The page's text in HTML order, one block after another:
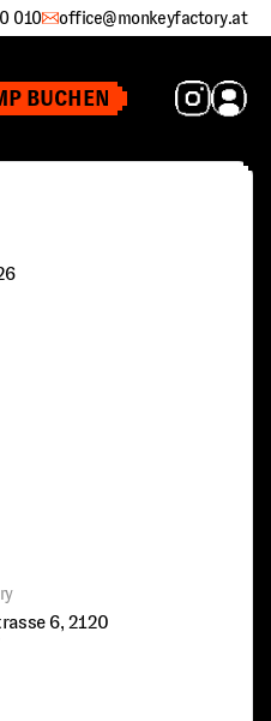
010 office@monkeyfactory.at
BUCHEN
6, 2120